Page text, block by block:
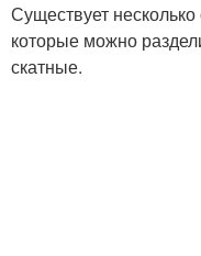
Существует
которые можно
скатные.